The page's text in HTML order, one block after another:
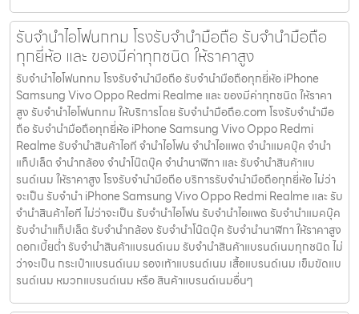
รับจำนำไอโฟนกทม โรงรับจำนำมือถือ รับจำนำมือถือ
ทุกยี่ห้อ และ ของมีค่าทุกชนิด ให้ราคาสูง
รับจำนำไอโฟนกทม โรงรับจำนำมือถือ รับจำนำมือถือทุกยี่ห้อ iPhone
Samsung Vivo Oppo Redmi Realme และ ของมีค่าทุกชนิด ให้ราคา
สูง รับจำนำไอโฟนกทม ให้บริการโดย รับจํานํามือถือ.com โรงรับจำนำมือ
ถือ รับจำนำมือถือทุกยี่ห้อ iPhone Samsung Vivo Oppo Redmi
Realme รับจำนำสินค้าไอที จำนำไอโฟน จำนำไอแพด จำนำแมคบุ๊ค จำนำ
แท็ปเล็ต จำนำกล้อง จำนำโน๊ตบุ๊ค จำนำนาฬิกา และ รับจำนำสินค้าแบ
รนด์เนม ให้ราคาสูง โรงรับจำนำมือถือ บริการรับจำนำมือถือทุกยี่ห้อ ไม่ว่า
จะเป็น รับจำนำ iPhone Samsung Vivo Oppo Redmi Realme และ รับ
จำนำสินค้าไอที ไม่ว่าจะเป็น รับจำนำไอโฟน รับจำนำไอแพด รับจำนำแมคบุ๊ค
รับจำนำแท็ปเล็ต รับจำนำกล้อง รับจำนำโน๊ตบุ๊ค รับจำนำนาฬิกา ให้ราคาสูง
ดอกเบี้ยต่ำ รับจำนำสินค้าแบรนด์เนม รับจำนำสินค้าแบรนด์เนมทุกชนิด ไม่
ว่าจะเป็น กระเป๋าแบรนด์เนม รองเท้าแบรนด์เนม เสื้อแบรนด์เนม เข็มขัดแบ
รนด์เนม หมวกแบรนด์เนม หรือ สินค้าแบรนด์เนมอื่นๆ